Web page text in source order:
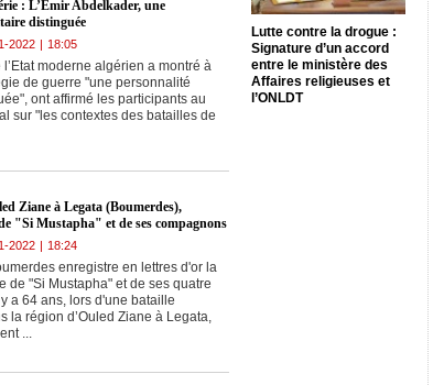
Histoire
Laghouat : une source
de patriotisme et le
soulèvement
populaire
: L’Emir Abdelkader, une
distinguée
2022 | 18:05
l’Etat moderne algérien a montré à
de guerre "une personnalité
ont affirmé les participants au
sur "les contextes des batailles de
Ziane à Legata (Boumerdes),
"Si Mustapha" et de ses compagnons
2022 | 18:24
enregistre en lettres d'or la
de "Si Mustapha" et de ses quatre
a 64 ans, lors d'une bataille
la région d’Ouled Ziane à Legata,
...
Lutte contre la drogue :
Signature d’un accord
entre le ministère des
Affaires religieuses et
l’ONLDT